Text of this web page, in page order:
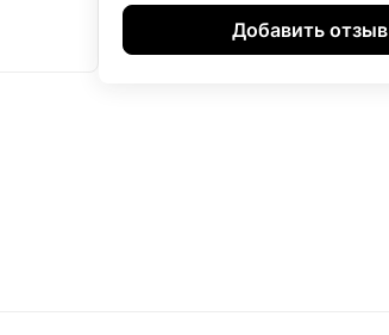
Добавить отзыв